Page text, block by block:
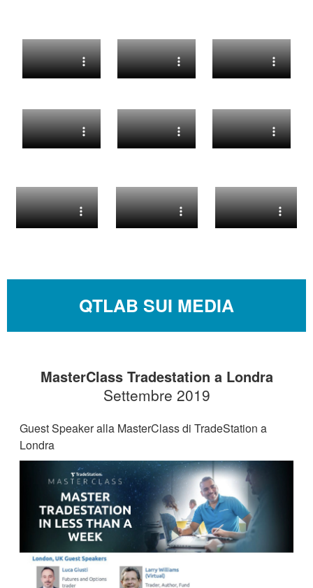
QTLAB SUI MEDIA
MasterClass Tradestation a Londra
Settembre 2019
Guest Speaker alla MasterClass di TradeStation a
Londra